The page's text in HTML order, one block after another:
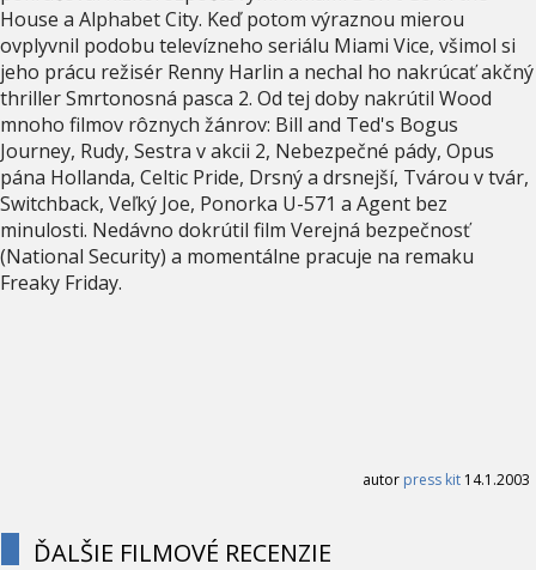
House a Alphabet City. Keď potom výraznou mierou
ovplyvnil podobu televízneho seriálu Miami Vice, všimol si
jeho prácu režisér Renny Harlin a nechal ho nakrúcať akčný
thriller Smrtonosná pasca 2. Od tej doby nakrútil Wood
mnoho filmov rôznych žánrov: Bill and Ted's Bogus
Journey, Rudy, Sestra v akcii 2, Nebezpečné pády, Opus
pána Hollanda, Celtic Pride, Drsný a drsnejší, Tvárou v tvár,
Switchback, Veľký Joe, Ponorka U-571 a Agent bez
minulosti. Nedávno dokrútil film Verejná bezpečnosť
(National Security) a momentálne pracuje na remaku
Freaky Friday.
autor press kit 14.1.2003
ĎALŠIE FILMOVÉ RECENZIE